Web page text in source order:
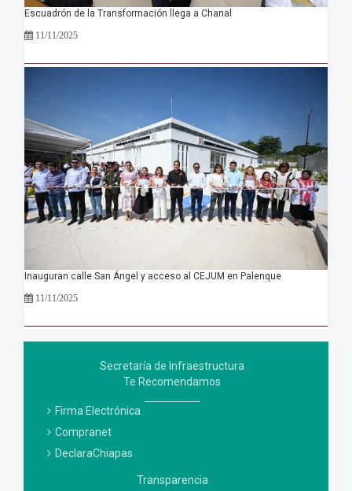
Escuadrón de la Transformación llega a Chanal
11/11/2025
Inauguran calle San Ángel y acceso al CEJUM en Palenque
11/11/2025
Secretaría de Infraestructura
Te Recomendamos
Firma Electrónica
Compranet
DeclaraChiapas
Transparencia